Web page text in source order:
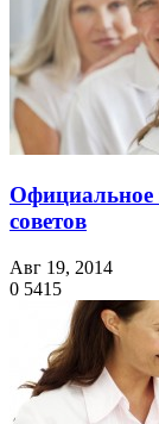
Официальное
советов
Авг 19, 2014
0 5415